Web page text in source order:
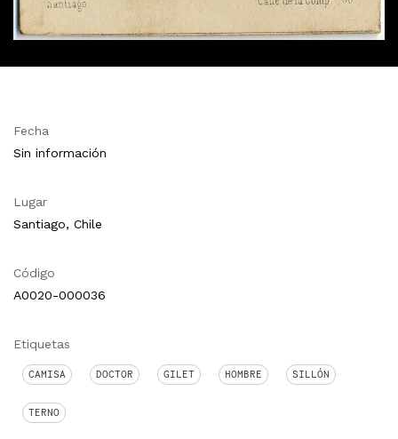
Fecha
Sin información
Lugar
Santiago, Chile
Código
A0020-000036
Etiquetas
CAMISA DOCTOR GILET HOMBRE SILLÓN
TERNO